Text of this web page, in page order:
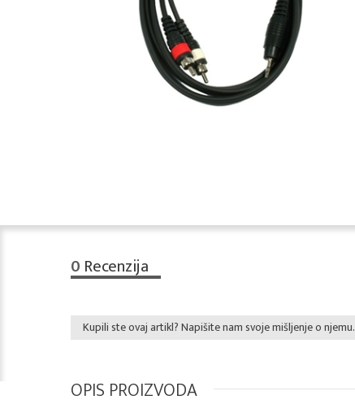
0 Recenzija
Kupili ste ovaj artikl? Napišite nam svoje mišljenje o njemu.
OPIS PROIZVODA